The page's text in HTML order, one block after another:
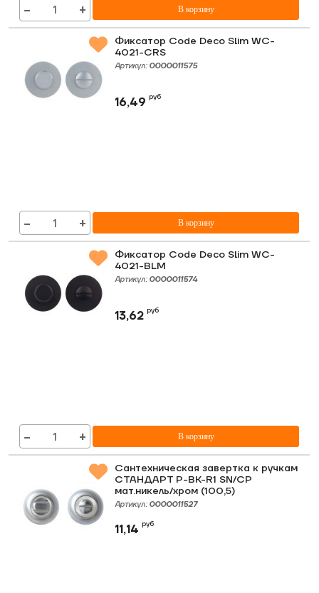
− + В корзину
Фиксатор Code Deco Slim WC-
4021-CRS
Артикул: 0000011575
16,49руб
− + В корзину
Фиксатор Code Deco Slim WC-
4021-BLM
Артикул: 0000011574
13,62руб
− + В корзину
Сантехническая завертка к ручкам
СТАНДАРТ P-BK-R1 SN/CP
мат.никель/хром (100,5)
Артикул: 0000011527
11,14руб